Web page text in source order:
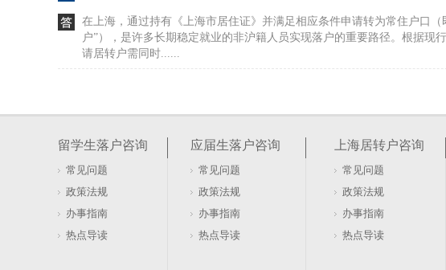
在上海，通过持有《上海市居住证》并满足相应条件申请转为常住户口（
户”），是许多长期稳定就业的非沪籍人员实现落户的重要路径。根据现
请居转户需同时......
居转户落户上海，是许多长期在沪工作生活人士关注的重要路径。目前主
况判断适配......
上海居转户 子女随迁 不在同一个
在上海申请居转户，需同时满足持有《上海市居住证》满7年，且在本市
上海市实际......
留学生落户咨询
常见问题
政策法规
办事指南
热点导读
应届生落户咨询
常见问题
政策法规
办事指南
热点导读
上海居转户咨询
常见问题
政策法规
办事指南
热点导读